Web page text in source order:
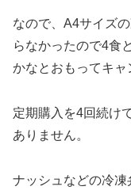
なので、A4サイズ
らなかったので4食
かなとおもってキャ
定期購入を4回続け
ありません。
ナッシュなどの冷